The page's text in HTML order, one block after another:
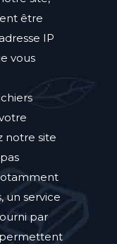
être
IP
vous
notre site
un service
par
permettent